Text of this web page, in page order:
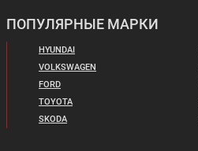
ПОПУЛЯРНЫЕ МАРКИ
HYUNDAI
VOLKSWAGEN
FORD
TOYOTA
SKODA